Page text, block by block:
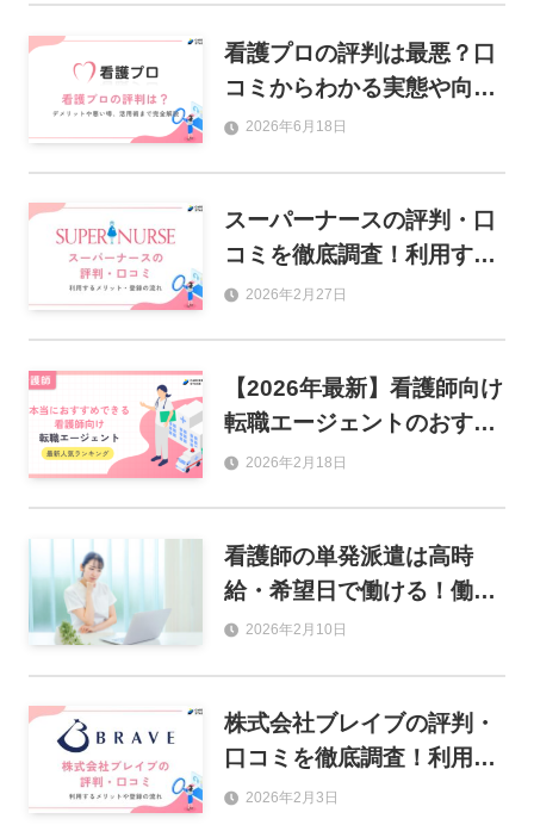
看護プロの評判は最悪？口
コミからわかる実態や向い
ている人を徹底解説！
2026年6月18日
スーパーナースの評判・口
コミを徹底調査！利用する
メリットや登録の流れも解
2026年2月27日
【2026年最新】看護師向け
転職エージェントのおすす
め人気ランキング17選
2026年2月18日
看護師の単発派遣は高時
給・希望日で働ける！働き
方のコツとおすすめ派遣会
2026年2月10日
株式会社ブレイブの評判・
口コミを徹底調査！利用す
るメリットや登録の流れも
2026年2月3日